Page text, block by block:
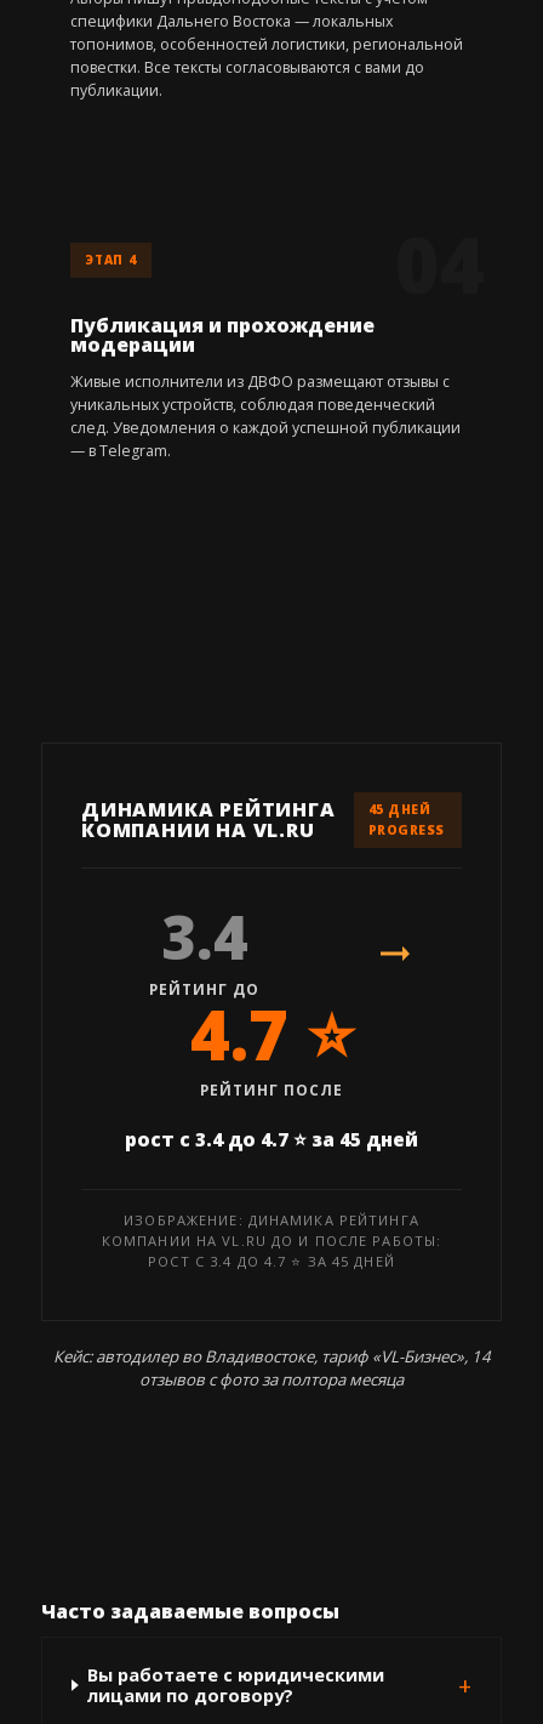
специфики Дальнего Востока — локальных
топонимов, особенностей логистики, региональной
повестки. Все тексты согласовываются с вами до
публикации.
ЭТАП 4
Публикация и прохождение
модерации
Живые исполнители из ДВФО размещают отзывы с
уникальных устройств, соблюдая поведенческий
след. Уведомления о каждой успешной публикации
— в Telegram.
ДИНАМИКА РЕЙТИНГА
КОМПАНИИ НА VL.RU
45 ДНЕЙ
PROGRESS
3.4
РЕЙТИНГ ДО
4.7 ⭐
РЕЙТИНГ ПОСЛЕ
рост с 3.4 до 4.7 ⭐ за 45 дней
ИЗОБРАЖЕНИЕ: ДИНАМИКА РЕЙТИНГА
КОМПАНИИ НА VL.RU ДО И ПОСЛЕ РАБОТЫ:
РОСТ С 3.4 ДО 4.7 ⭐ ЗА 45 ДНЕЙ
Кейс: автодилер во Владивостоке, тариф «VL-Бизнес», 14
отзывов с фото за полтора месяца
Часто задаваемые вопросы
Вы работаете с юридическими
лицами по договору?